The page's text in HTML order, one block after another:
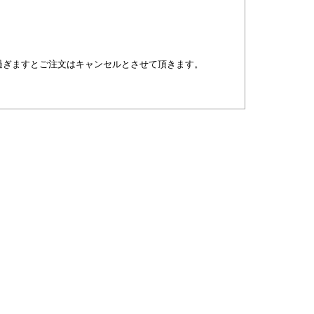
ますとご注文はキャンセルとさせて頂きます。